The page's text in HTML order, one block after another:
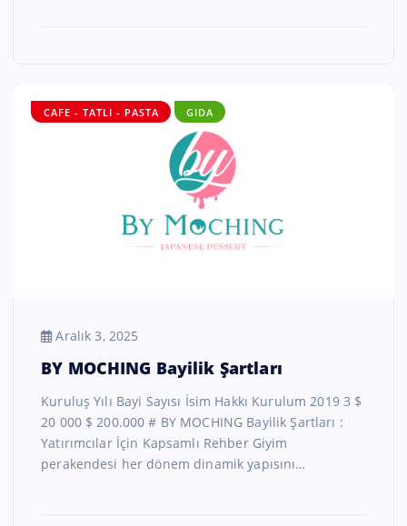
CAFE - TATLI - PASTA GIDA
Aralık 3, 2025
BY MOCHING Bayilik Şartları
Kuruluş Yılı Bayi Sayısı İsim Hakkı Kurulum 2019 3 $
20 000 $ 200.000 # BY MOCHING Bayilik Şartları :
Yatırımcılar İçin Kapsamlı Rehber Giyim
perakendesi her dönem dinamik yapısını…